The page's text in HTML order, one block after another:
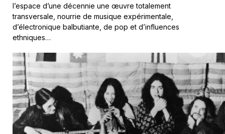
l’espace d’une décennie une œuvre totalement
transversale, nourrie de musique expérimentale,
d’électronique balbutiante, de pop et d’influences
ethniques…